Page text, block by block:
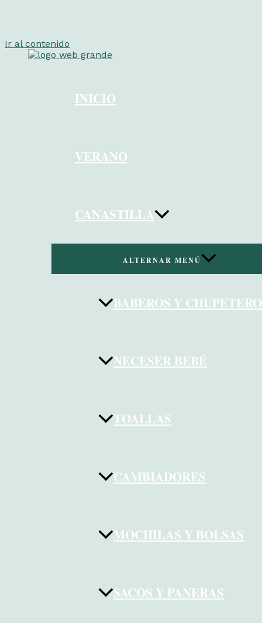
Ir al contenido
INICIO
VERANO
CANASTILLA
ALTERNAR MENÚ
BABEROS Y
NECESER BEBÉ
TOALLAS
CAMBIADORES
MOCHILAS Y BOLSAS
SACOS Y PANERAS